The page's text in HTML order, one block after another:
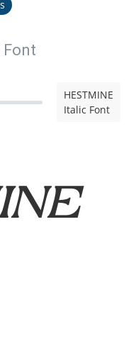
Font
HESTMINE
Italic Font